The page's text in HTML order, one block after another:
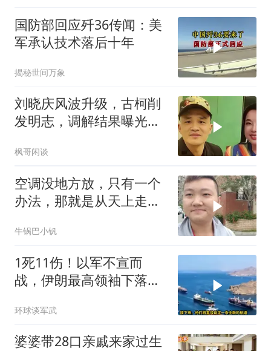
国防部回应歼36传闻：美
军承认技术落后十年
揭秘世间万象
刘晓庆风波升级，古柯削
发明志，调解结果曝光，
枫哥闲谈
空调没地方放，只有一个
办法，那就是从天上走，
牛锅巴小钒
1死11伤！以军不宣而
战，伊朗最高领袖下落不
环球谈军武
婆婆带28口亲戚来家过生